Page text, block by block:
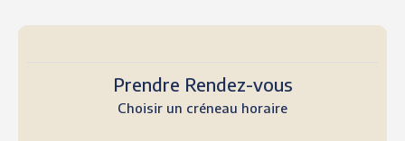
Prendre Rendez-vous
Choisir un créneau horaire